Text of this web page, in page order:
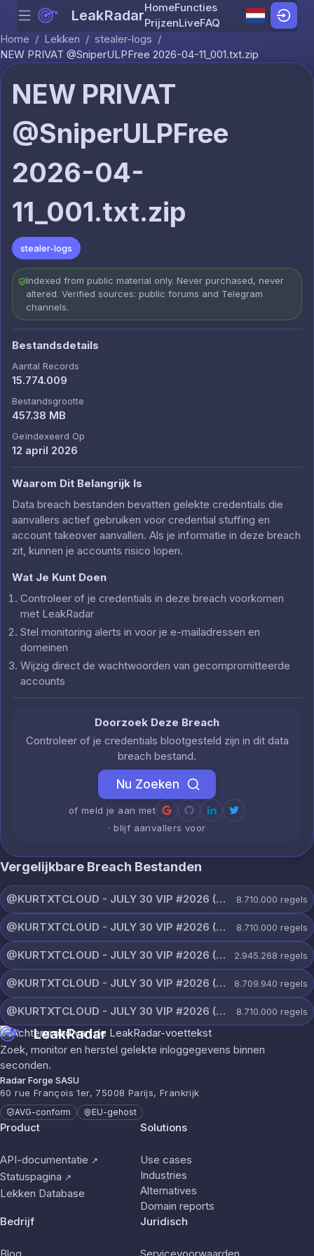
Skip to content
Menu LeakRadarHomeFuncties
PrijzenLiveFAQ
Home / Lekken / stealer-logs /
NEW PRIVAT @SniperULPFree 2026-04-11_001.txt.zip
NEW PRIVAT
@SniperULPFree
2026-04-
11_001.txt.zip
stealer-logs
Indexed from public material only. Never purchased, never
altered. Verified sources: public forums and Telegram
channels.
Bestandsdetails
Aantal Records
15.774.009
Bestandsgrootte
457.38 MB
Geïndexeerd Op
12 april 2026
Waarom Dit Belangrijk Is
Data breach bestanden bevatten gelekte credentials die
aanvallers actief gebruiken voor credential stuffing en
account takeover aanvallen. Als je informatie in deze breach
zit, kunnen je accounts risico lopen.
Wat Je Kunt Doen
Controleer of je credentials in deze breach voorkomen
met LeakRadar
Stel monitoring alerts in voor je e-mailadressen en
domeinen
Wijzig direct de wachtwoorden van gecompromitteerde
accounts
Doorzoek Deze Breach
Controleer of je credentials blootgesteld zijn in dit data
breach bestand.
Nu Zoeken
of meld je aan met
· blijf aanvallers voor
Vergelijkbare Breach Bestanden
@KURTXTCLOUD - JULY 30 VIP #2026 (67).txt 8.710.000 regels
@KURTXTCLOUD - JULY 30 VIP #2026 (66).txt 8.710.000 regels
@KURTXTCLOUD - JULY 30 VIP #2026 (65).txt 2.945.268 regels
@KURTXTCLOUD - JULY 30 VIP #2026 (64).txt 8.709.940 regels
@KURTXTCLOUD - JULY 30 VIP #2026 (63).txt 8.710.000 regels
LeakRadar
Zoek, monitor en herstel gelekte inloggegevens binnen
seconden.
Radar Forge SASU
60 rue François 1er, 75008 Parijs, Frankrijk
AVG-conform EU-gehost
Product
API-documentatie ↗
Statuspagina ↗
Lekken Database
Solutions
Use cases
Industries
Alternatives
Domain reports
Bedrijf
Juridisch